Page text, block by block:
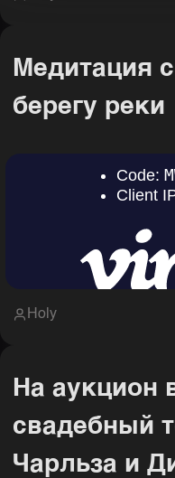
Медитация
берегу реки
Holy
На аукцион
свадебный
Чарльза и